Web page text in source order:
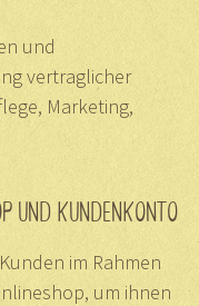
und
vertraglicher
Marketing,
UND KUNDENKONTO
im Rahmen
um ihnen